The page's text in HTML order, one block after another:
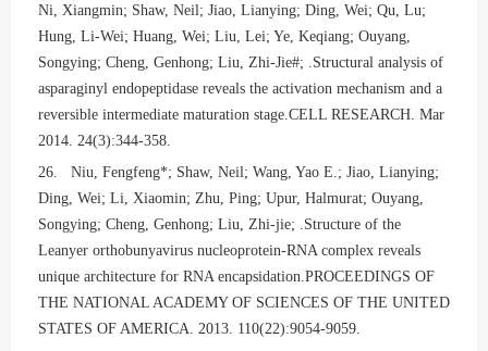
Ni, Xiangmin; Shaw, Neil; Jiao, Lianying; Ding, Wei; Qu, Lu;
Hung, Li-Wei; Huang, Wei; Liu, Lei; Ye, Keqiang; Ouyang,
Songying; Cheng, Genhong; Liu, Zhi-Jie#; .Structural analysis of
asparaginyl endopeptidase reveals the activation mechanism and a
reversible intermediate maturation stage.CELL RESEARCH. Mar
2014. 24(3):344-358.
26. Niu, Fengfeng*; Shaw, Neil; Wang, Yao E.; Jiao, Lianying;
Ding, Wei; Li, Xiaomin; Zhu, Ping; Upur, Halmurat; Ouyang,
Songying; Cheng, Genhong; Liu, Zhi-jie; .Structure of the
Leanyer orthobunyavirus nucleoprotein-RNA complex reveals
unique architecture for RNA encapsidation.PROCEEDINGS OF
THE NATIONAL ACADEMY OF SCIENCES OF THE UNITED
STATES OF AMERICA. 2013. 110(22):9054-9059.